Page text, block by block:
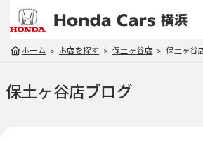
ホーム お店を探す 保土ヶ谷店 保土ヶ谷
保土ヶ谷店ブログ